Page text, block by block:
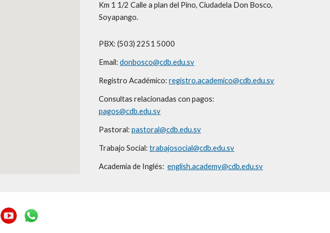
Km 1 1/2 Calle a plan del Pino, Ciudadela Don Bosco,
Soyapango.
PBX: (503) 2251 5000
Email:donbosco@cdb.edu.sv
Registro Académico:registro.academico@cdb.edu.sv
Consultas relacionadas con pagos:
pagos@cdb.edu.sv
Pastoral:pastoral@cdb.edu.sv
Trabajo Social:trabajosocial@cdb.edu.sv
Academia de Inglés:english.academy@cdb.edu.sv